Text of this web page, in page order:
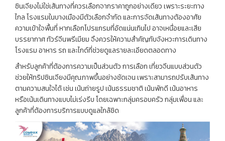
ซินเจียงไม่ใช่เส้นทางที่ควรเลือกจากราคาถูกอย่างเดียว เพราะระยะทาง
ไกล โรงแรมในบางเมืองมีตัวเลือกจำกัด และการจัดเส้นทางต้องอาศัย
ความเข้าใจพื้นที่ หากเลือกโปรแกรมที่อัดแน่นเกินไป อาจเหนื่อยและเสีย
บรรยากาศ ทัวร์จีนพรีเมียม จึงควรให้ความสำคัญกับจังหวะการเดินทาง
โรงแรม อาหาร รถ และไกด์ที่ช่วยดูแลรายละเอียดตลอดทาง
สำหรับลูกค้าที่ต้องการความเป็นส่วนตัว การเลือก เที่ยวจีนแบบส่วนตัว
ช่วยให้ทริปซินเจียงมีคุณภาพขึ้นอย่างชัดเจน เพราะสามารถปรับเส้นทาง
ตามความสนใจได้ เช่น เน้นถ่ายรูป เน้นธรรมชาติ เน้นพักดี เน้นอาหาร
หรือเน้นเดินทางแบบไม่เร่งรีบ โดยเฉพาะกลุ่มครอบครัว กลุ่มเพื่อน และ
ลูกค้าที่ต้องการบริการแบบดูแลใกล้ชิด